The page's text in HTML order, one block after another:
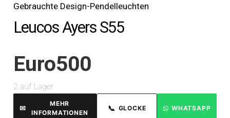
Gebrauchte Design-Pendelleuchten
Leucos Ayers S55
Euro500
2 auf Lager
✉
MEHR
INFORMATIONEN
📞 GLOCKE WHATSAPP